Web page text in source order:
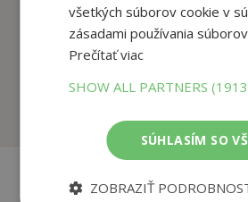
Keksy pre psy
autor neuvedený
všetkých súborov cookie v
zásadami používania
Prečítať viac
SHOW ALL PARTNERS
SÚHLASÍM SO
ZOBRAZIŤ